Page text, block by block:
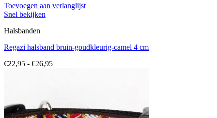
Toevoegen aan verlanglijst
Snel bekijken
Halsbanden
Regazi halsband bruin-goudkleurig-camel 4 cm
€22,95 - €26,95Prijsklasse: